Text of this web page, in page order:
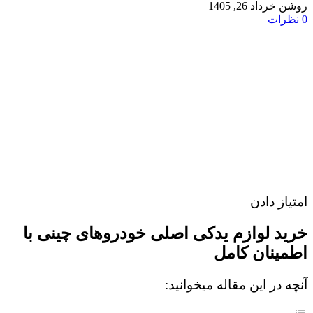
روشن خرداد 26, 1405
0 نظرات
امتیاز دادن
خرید لوازم یدکی اصلی خودروهای چینی با
اطمینان کامل
آنچه در این مقاله میخوانید: